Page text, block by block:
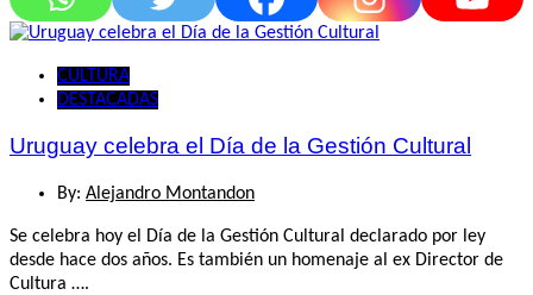
CULTURA
DESTACADAS
Uruguay celebra el Día de la Gestión Cultural
By: Alejandro Montandon
Se celebra hoy el Día de la Gestión Cultural declarado por ley
desde hace dos años. Es también un homenaje al ex Director de
Cultura ….